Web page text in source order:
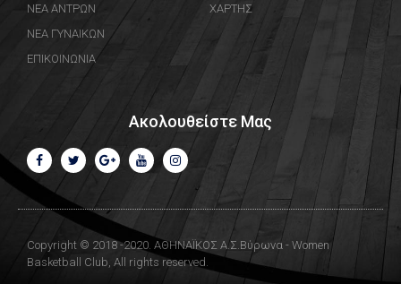
ΝΕΑ ΑΝΤΡΩΝ
ΝΕΑ ΓΥΝΑΙΚΩΝ
ΕΠΙΚΟΙΝΩΝΙΑ
ΧΑΡΤΗΣ
Ακολουθείστε Μας
Copyright © 2018 -2020. ΑΘΗΝΑΪΚΟΣ Α.Σ.Βύρωνα - Women
Basketball Club, All rights reserved.